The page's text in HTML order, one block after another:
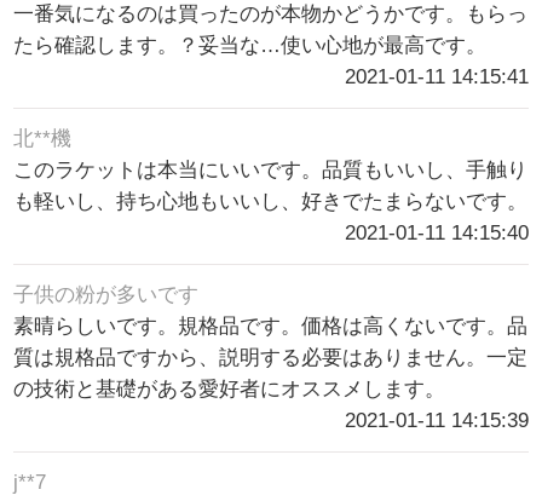
一番気になるのは買ったのが本物かどうかです。もらっ
たら確認します。？妥当な…使い心地が最高です。
2021-01-11 14:15:41
北**機
このラケットは本当にいいです。品質もいいし、手触り
も軽いし、持ち心地もいいし、好きでたまらないです。
2021-01-11 14:15:40
子供の粉が多いです
素晴らしいです。規格品です。価格は高くないです。品
質は規格品ですから、説明する必要はありません。一定
の技術と基礎がある愛好者にオススメします。
2021-01-11 14:15:39
j**7